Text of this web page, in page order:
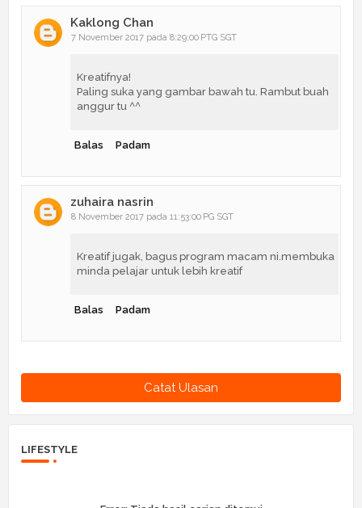
Kaklong Chan
7 November 2017 pada 8:29:00 PTG SGT
Kreatifnya!
Paling suka yang gambar bawah tu. Rambut buah
anggur tu ^^
Balas Padam
zuhaira nasrin
8 November 2017 pada 11:53:00 PG SGT
Kreatif jugak, bagus program macam ni.membuka
minda pelajar untuk lebih kreatif
Balas Padam
Catat Ulasan
LIFESTYLE